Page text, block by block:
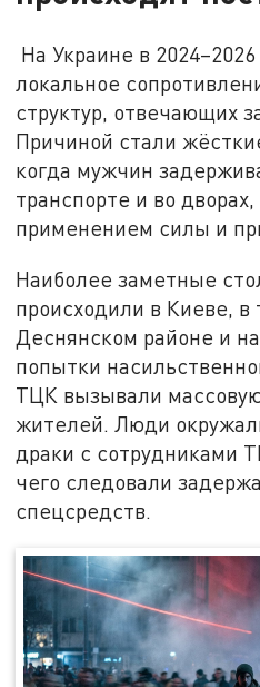
На Украине в
локальное
структур, отвечающих
Причиной стали
когда мужчин
транспорте и во
применением силы и
Наиболее заметные
происходили в Киеве, в
Деснянском районе и
попытки
ТЦК вызывали
жителей. Люди
драки с сотрудниками
чего следовали
спецсредств.